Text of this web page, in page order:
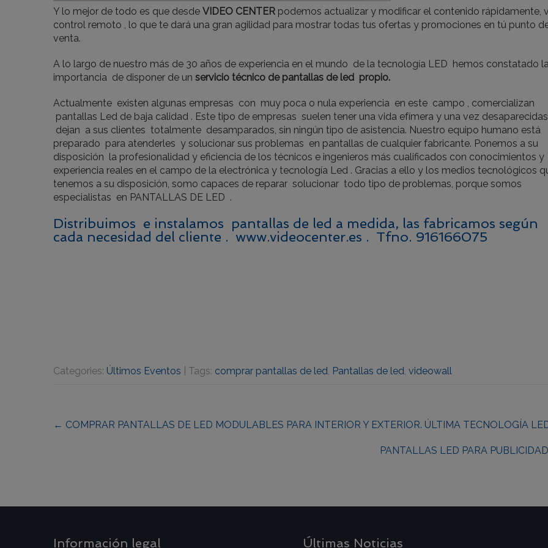
Y lo mejor de todo es que desde VIDEO CENTER podemos actualizar y modificar el contenido rápidamente,
control remoto , lo que te dará una gran agilidad para mostrar todas tus ofertas y promociones en tú punto
venta.
A lo largo de nuestro más de 30 años de experiencia en el mundo de la tecnología LED hemos constatado
importancia de disponer de un servicio técnico de pantallas de led propio.
Actualmente existen algunas empresas con muy poca o nula experiencia en este campo , comercializan
pantallas Led de baja calidad . Este tipo de empresas suelen tener una vida efímera y una vez desaparecidas
dejan a sus clientes totalmente desamparados, sin ningún tipo de asistencia. Nuestro equipo humano está
preparado para atenderles y solucionar sus problemas en pantallas de cualquier fabricante. Ponemos a su
disposición la profesionalidad y eficiencia de los técnicos e ingenieros más cualificados con conocimientos y
experiencia reales en el campo de la electrónica y tecnología Led . Gracias a ello y los medios tecnológicos
tenemos a su disposición, somo capaces de reparar solucionar todo tipo de problemas, porque somos
especialistas en PANTALLAS DE LED .
Distribuimos e instalamos pantallas de led a medida, las fabricamos según
cada necesidad del cliente . www.videocenter.es . Tfno. 916166075
Categories: Últimos Eventos | Tags: comprar pantallas de led, Pantallas de led, videowall
Post
navigation
← COMPRAR PANTALLAS DE LED MODULABLES PARA INTERIOR Y EXTERIOR. ÚLTIMA TECNOLOGÍA
PANTALLAS LED PARA PUBLICIDAD
Información legal Últimas Noticias